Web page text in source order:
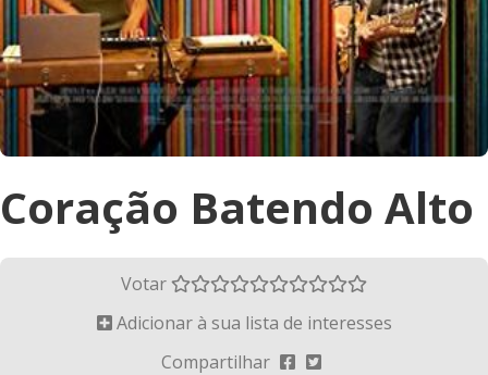
Coração Batendo Alto
Votar
Adicionar à sua lista de interesses
Compartilhar